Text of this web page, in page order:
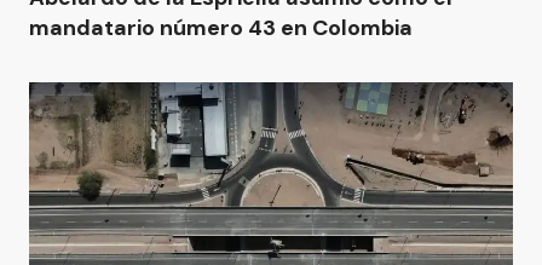
mandatario número 43 en Colombia